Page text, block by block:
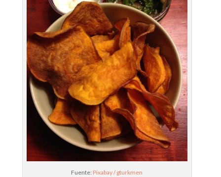
Fuente: Pixabay / gturkmen